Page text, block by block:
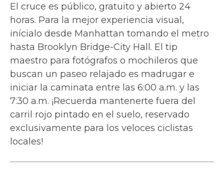
El cruce es público, gratuito y abierto 24
horas. Para la mejor experiencia visual,
inícialo desde Manhattan tomando el metro
hasta Brooklyn Bridge-City Hall. El tip
maestro para fotógrafos o mochileros que
buscan un paseo relajado es madrugar e
iniciar la caminata entre las 6:00 a.m. y las
7:30 a.m. ¡Recuerda mantenerte fuera del
carril rojo pintado en el suelo, reservado
exclusivamente para los veloces ciclistas
locales!